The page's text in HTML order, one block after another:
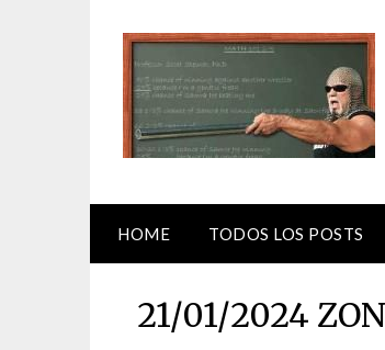
HOME TODOS LOS POSTS
21/01/2024